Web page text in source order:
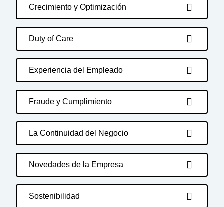
Crecimiento y Optimización
Duty of Care
Experiencia del Empleado
Fraude y Cumplimiento
La Continuidad del Negocio
Novedades de la Empresa
Sostenibilidad